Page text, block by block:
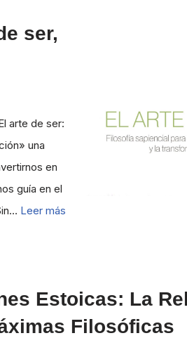
ser,
arte de ser:
una
en
guía en el
Leer más
Estoicas: La
Filosóficas